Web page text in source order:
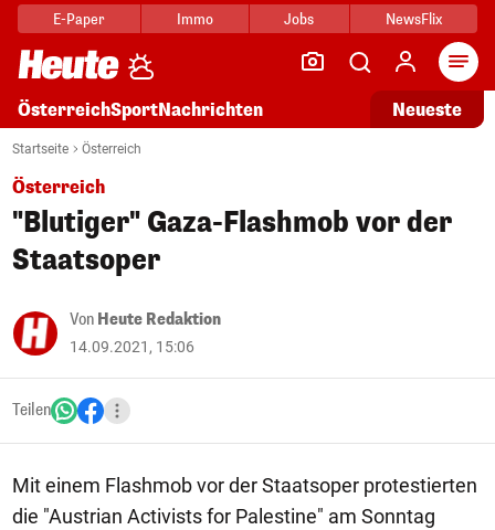
E-Paper Immo Jobs NewsFlix
ÖsterreichSportNachrichten Neueste
Startseite Österreich
Österreich
"Blutiger" Gaza-Flashmob vor der
Staatsoper
Von Heute Redaktion
14.09.2021, 15:06
Teilen
Mit einem Flashmob vor der Staatsoper protestierten
die "Austrian Activists for Palestine" am Sonntag